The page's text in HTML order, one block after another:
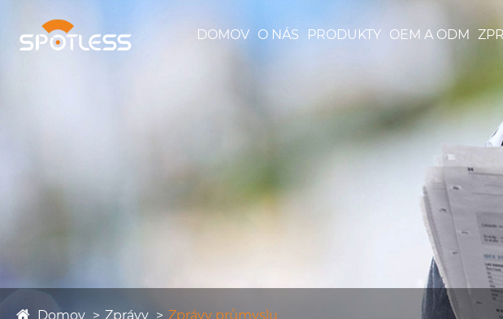
DOMOV O NÁS PRODUKTY OEM A ODM
Domov Zprávy Zprávy průmyslu